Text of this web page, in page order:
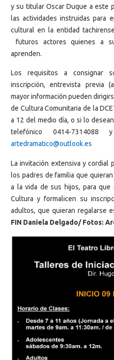
y su titular Oscar Duque a este
las actividades instruidas para
cultural en la entidad
futuros actores quienes a
aprenden.
Los requisitos a consignar
inscripción, entrevista previa
mayor información pueden
de Cultura Comunitaria de la
a 12 del medio día, o si lo
telefónico 0414-
artedramatico@outlook.es
La invitación extensiva y cordial
los padres de familia que
a la vida de sus hijos, para
Cultura y formalicen su
adultos, que quieran regalarse
FIN Daniela Delgado/ Fotos: